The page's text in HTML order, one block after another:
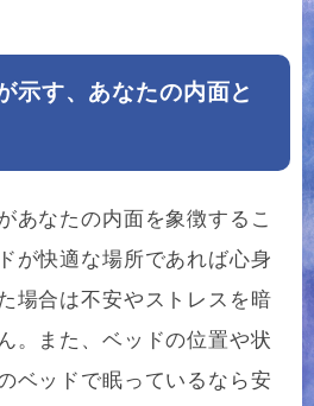
示す、あなたの内面と
あなたの内面を象徴するこ
が快適な場所であれば心身
場合は不安やストレスを暗
。また、ベッドの位置や状
ベッドで眠っているなら安